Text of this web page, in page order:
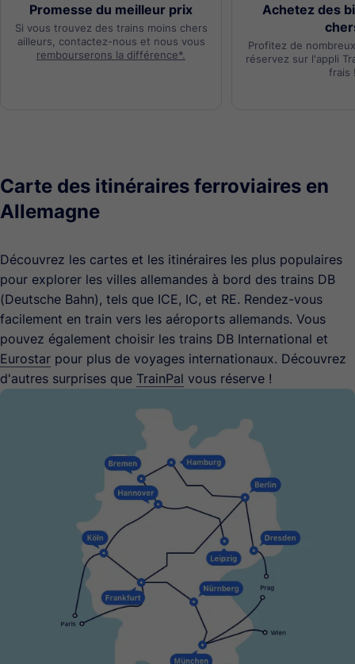
Promesse du meilleur prix
Si vous trouvez des trains moins chers
ailleurs, contactez-nous et nous vous
rembourserons la différence*.
Achetez des
Profitez de
réservez sur l'appli
frais
Carte des itinéraires ferroviaires en
Allemagne
Découvrez les cartes et les itinéraires les plus populaires
pour explorer les villes allemandes à bord des trains DB
(Deutsche Bahn), tels que ICE, IC, et RE. Rendez-vous
facilement en train vers les aéroports allemands. Vous
pouvez également choisir les trains DB International et
Eurostar pour plus de voyages internationaux. Découvrez
d'autres surprises que TrainPal vous réserve !